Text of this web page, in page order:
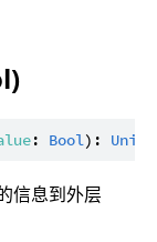
: Bool): Unit
信息到外层